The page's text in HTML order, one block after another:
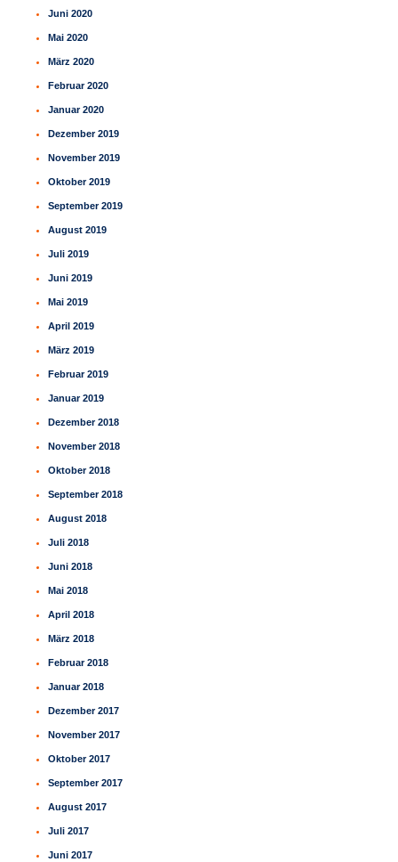
Juni 2020
Mai 2020
März 2020
Februar 2020
Januar 2020
Dezember 2019
November 2019
Oktober 2019
September 2019
August 2019
Juli 2019
Juni 2019
Mai 2019
April 2019
März 2019
Februar 2019
Januar 2019
Dezember 2018
November 2018
Oktober 2018
September 2018
August 2018
Juli 2018
Juni 2018
Mai 2018
April 2018
März 2018
Februar 2018
Januar 2018
Dezember 2017
November 2017
Oktober 2017
September 2017
August 2017
Juli 2017
Juni 2017